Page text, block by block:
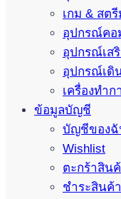
เกม & สต
อุปกรณ์คอ
อุปกรณ์เส
อุปกรณ์เดิ
เครื่องทำ
ข้อมูลบัญชี
บัญชีของ
Wishlist
ตะกร้าสิน
ชำระสินค้า